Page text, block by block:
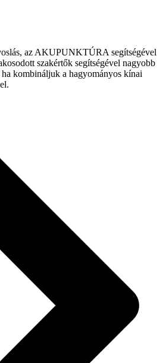
az AKUPUNKTÚRA segítségével
szakértők segítségével nagyobb
kombináljuk a hagyományos kínai